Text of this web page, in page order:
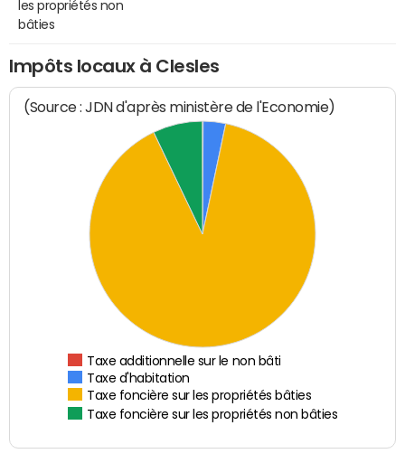
les propriétés non
bâties
Impôts locaux à Clesles
(Source : JDN d'après ministère de l'Economie)
Taxe additionnelle sur le non bâti
Taxe d'habitation
Taxe foncière sur les propriétés bâties
Taxe foncière sur les propriétés non bâties